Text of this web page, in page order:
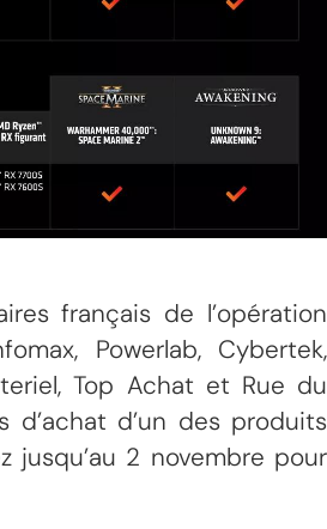
français de l’opération
Powerlab, Cybertek,
Top Achat et Rue du
d’achat d’un des produits
jusqu’au 2 novembre pour